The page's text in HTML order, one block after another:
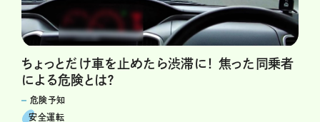
ちょっとだけ車を止めたら渋滞に！ 焦った同乗者
による危険とは？
危険予知
安全運転